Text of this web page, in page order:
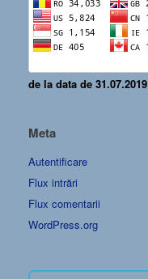
de la data de 31.07.2019
Meta
Autentificare
Flux intrări
Flux comentarii
WordPress.org